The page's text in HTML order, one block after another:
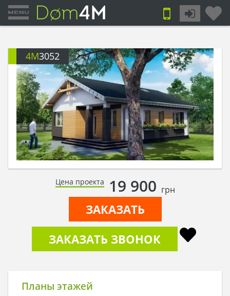
4M3052
Цена проекта 19 900 грн
ЗАКАЗАТЬ
ЗАКАЗАТЬ ЗВОНОК
Планы этажей